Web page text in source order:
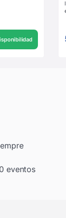
eventos